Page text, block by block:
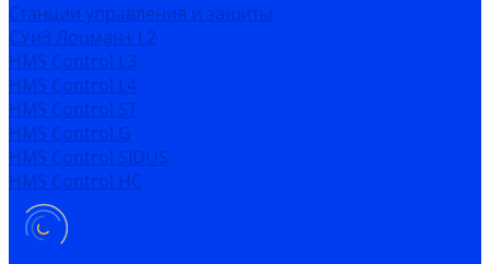
Станции управления и защиты
СУиЗ Лоцман+ L2
HMS Control L3
HMS Control L4
HMS Control ST
HMS Control G
HMS Control SIDUS
HMS Control HC